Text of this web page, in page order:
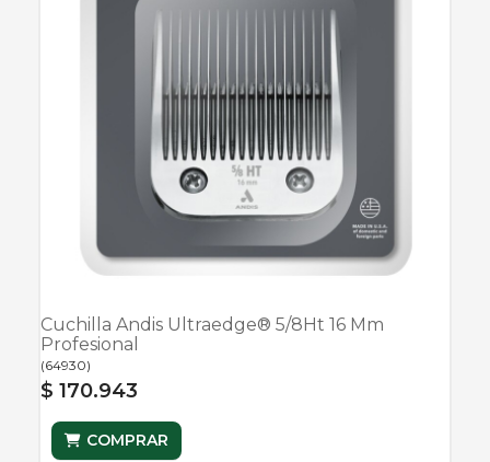
Cuchilla Andis Ultraedge® 5/8Ht 16 Mm
Profesional
(64930)
$ 170.943
COMPRAR